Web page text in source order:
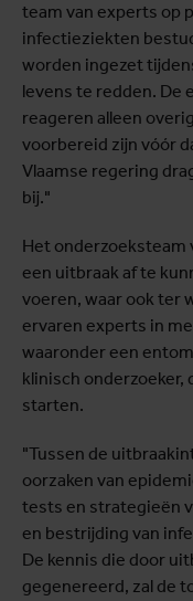
team van experts op
infectieziekten
worden ingezet
levens te redden. De
reageren alleen
voorbereid zijn vóór
Vlaamse regering
bij."
Het onderzoeksteam
een uitbraak af te
voeren, waar ook ter
ervaren experts in
waaronder een
klinisch onderzoeker,
starten.
"Tussen de
oorzaken van
tests en strategieën
en bestrijding van
De kennis die door
gegenereerd, zal de